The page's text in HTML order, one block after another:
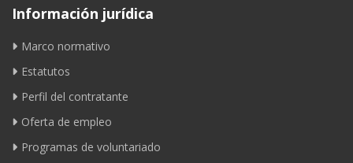
Información jurídica
Marco normativo
Estatutos
Perfil del contratante
Oferta de empleo
Programas de voluntariado